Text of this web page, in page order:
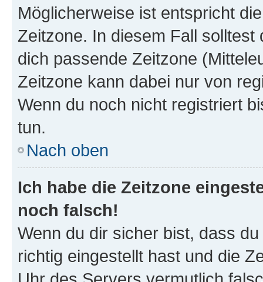
Möglicherweise ist entspricht
Zeitzone. In diesem Fall solltest
dich passende Zeitzone
Zeitzone kann dabei nur von
Wenn du noch nicht registriert
tun.
Nach oben
Ich habe die Zeitzone
noch falsch!
Wenn du dir sicher bist, dass
richtig eingestellt hast und die